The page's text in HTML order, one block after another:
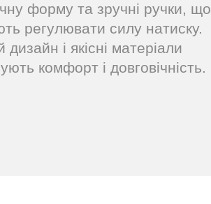
форму та зручні ручки, що
регулювати силу натиску.
і якісні матеріали
комфорт і довговічність.